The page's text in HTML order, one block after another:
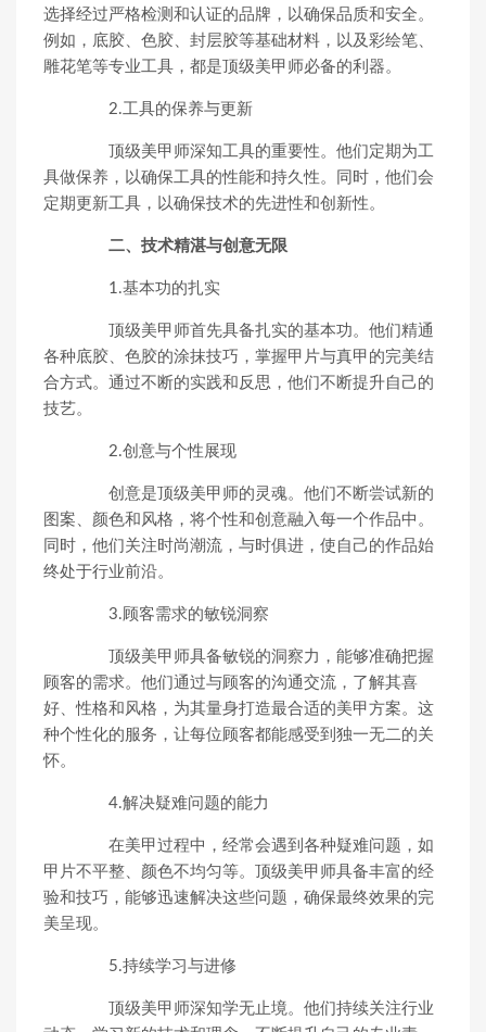
选择经过严格检测和认证的品牌，以确保品质和安全。
例如，底胶、色胶、封层胶等基础材料，以及彩绘笔、
雕花笔等专业工具，都是顶级美甲师必备的利器。
2.工具的保养与更新
顶级美甲师深知工具的重要性。他们定期为工
具做保养，以确保工具的性能和持久性。同时，他们会
定期更新工具，以确保技术的先进性和创新性。
二、技术精湛与创意无限
1.基本功的扎实
顶级美甲师首先具备扎实的基本功。他们精通
各种底胶、色胶的涂抹技巧，掌握甲片与真甲的完美结
合方式。通过不断的实践和反思，他们不断提升自己的
技艺。
2.创意与个性展现
创意是顶级美甲师的灵魂。他们不断尝试新的
图案、颜色和风格，将个性和创意融入每一个作品中。
同时，他们关注时尚潮流，与时俱进，使自己的作品始
终处于行业前沿。
3.顾客需求的敏锐洞察
顶级美甲师具备敏锐的洞察力，能够准确把握
顾客的需求。他们通过与顾客的沟通交流，了解其喜
好、性格和风格，为其量身打造最合适的美甲方案。这
种个性化的服务，让每位顾客都能感受到独一无二的关
怀。
4.解决疑难问题的能力
在美甲过程中，经常会遇到各种疑难问题，如
甲片不平整、颜色不均匀等。顶级美甲师具备丰富的经
验和技巧，能够迅速解决这些问题，确保最终效果的完
美呈现。
5.持续学习与进修
顶级美甲师深知学无止境。他们持续关注行业